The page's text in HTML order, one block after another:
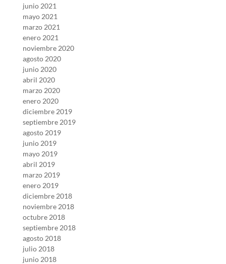
junio 2021
mayo 2021
marzo 2021
enero 2021
noviembre 2020
agosto 2020
junio 2020
abril 2020
marzo 2020
enero 2020
diciembre 2019
septiembre 2019
agosto 2019
junio 2019
mayo 2019
abril 2019
marzo 2019
enero 2019
diciembre 2018
noviembre 2018
octubre 2018
septiembre 2018
agosto 2018
julio 2018
junio 2018